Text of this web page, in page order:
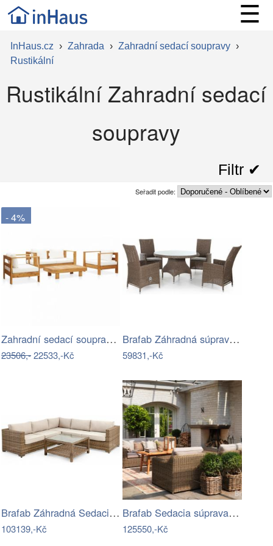
☰
InHaus.cz › Zahrada › Zahradní sedací soupravy ›
Rustikální
Rustikální Zahradní sedací
soupravy
Filtr ✔︎
Seřadit podle:
- 4%
Zahradní sedací souprava TEREZA…
23506,-22533,-Kč
Brafab Záhradná súprava NINJA III -…
59831,-Kč
Brafab Záhradná Sedacia súprava NINJA -…
103139,-Kč
Brafab Sedacia súprava GLENDON -…
125550,-Kč